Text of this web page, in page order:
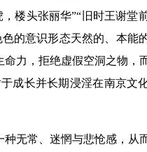
楼头张丽华”“旧时王谢堂
的意识形态天然的、本能
力，拒绝虚假空洞之物，
成长并长期浸淫在南京文
无常、迷惘与悲怆感，从